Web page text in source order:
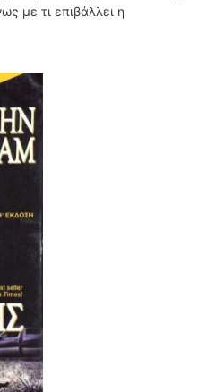
με τι επιβάλλει η